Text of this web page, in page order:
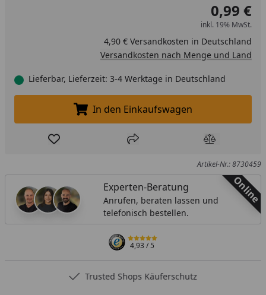
0,99 €
inkl. 19% MwSt.
4,90 € Versandkosten in Deutschland
Versandkosten nach Menge und Land
Lieferbar, Lieferzeit: 3-4 Werktage in Deutschland
In den Einkaufswagen legen
In den Einkaufswagen
Produkt zur Wunschliste hinzufügen
Teilen Produkt
Artikel-Nr.: 8730459
Online
Experten-Beratung
Anrufen, beraten lassen und
telefonisch bestellen.
4,93/ 5
Trusted Shops Käuferschutz